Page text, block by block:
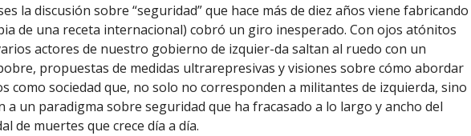
la discusión sobre “seguridad” que hace más de diez años viene fabricando
de una receta internacional) cobró un giro inesperado. Con ojos atónitos
actores de nuestro gobierno de izquier-da saltan al ruedo con un
propuestas de medidas ultrarepresivas y visiones sobre cómo abordar
como sociedad que, no solo no corresponden a militantes de izquierda, sino
un paradigma sobre seguridad que ha fracasado a lo largo y ancho del
de muertes que crece día a día.